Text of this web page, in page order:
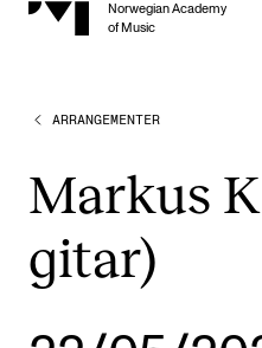
Norwegian Academy
of Music
STUDIER
Bachelor
Master
Årsstudium og
ARRANGEMENTER
Markus
gitar)